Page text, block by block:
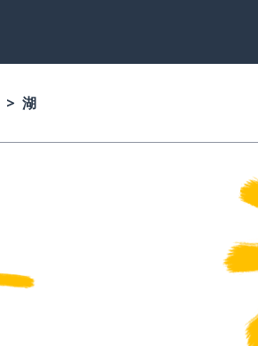
湖